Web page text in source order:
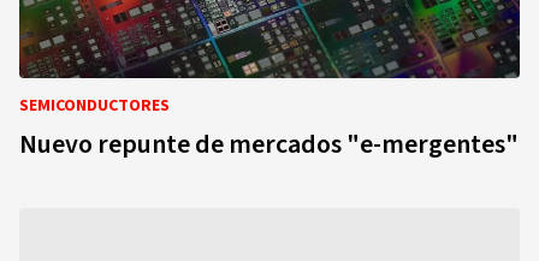
SEMICONDUCTORES
Nuevo repunte de mercados "e-mergentes"